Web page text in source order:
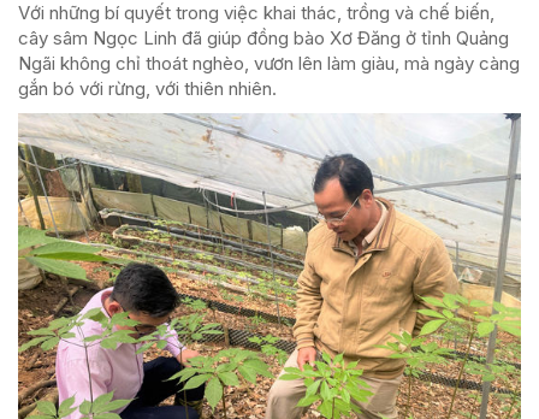
Với những bí quyết trong việc khai thác, trồng và chế biến,
cây sâm Ngọc Linh đã giúp đồng bào Xơ Đăng ở tỉnh Quảng
Ngãi không chỉ thoát nghèo, vươn lên làm giàu, mà ngày càng
gắn bó với rừng, với thiên nhiên.